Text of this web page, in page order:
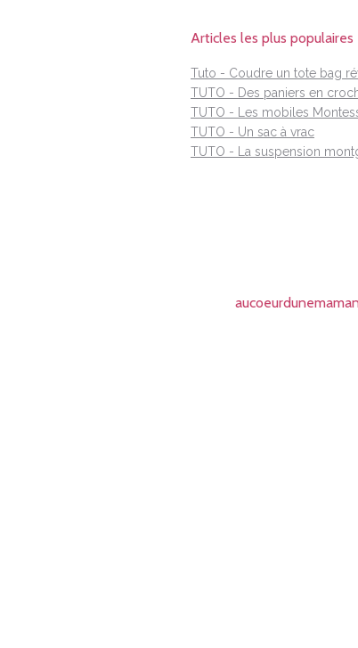
Articles les plus populaires
Tuto - Coudre un tote bag
TUTO - Des paniers en
TUTO - Les mobiles
TUTO - Un sac à vrac
TUTO - La suspension